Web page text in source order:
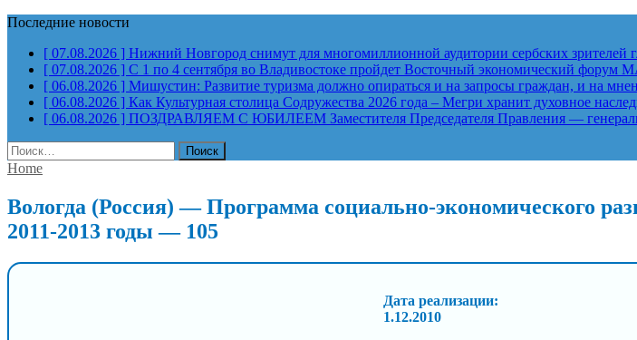
Последние новости
[ 07.08.2026 ] Нижний Новгород снимут для многомиллионной аудитории сербских зрителей
[ 07.08.2026 ] С 1 по 4 сентября во Владивостоке пройдет Восточный экономический форум
[ 06.08.2026 ] Мишустин: Развитие туризма должно опираться и на запросы граждан, и на
[ 06.08.2026 ] Как Культурная столица Содружества 2026 года – Мегри хранит духовное
[ 06.08.2026 ] ПОЗДРАВЛЯЕМ С ЮБИЛЕЕМ Заместителя Председателя Правления —
Найти:
Home
Вологда (Россия) — Программа социально-экономического
2011-2013 годы — 105
Дата реализации:
1.12.2010